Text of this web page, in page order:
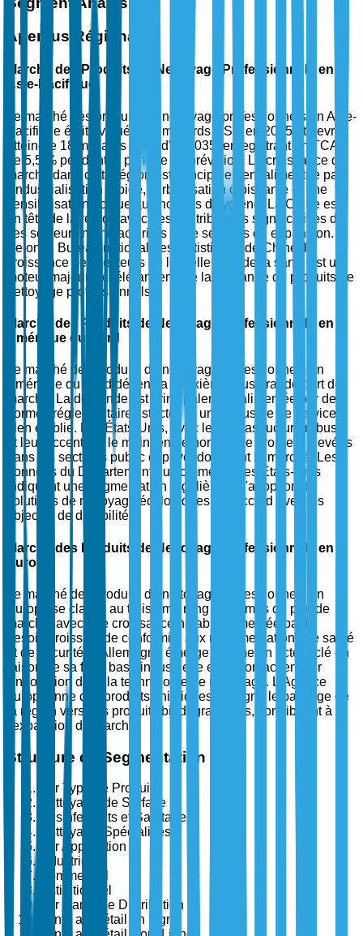
Aperçus Régionaux
Marché des Produits de Nettoyage Professionnels en
Asie-Pacifique
Le marché des produits de nettoyage professionnels en Asie-
Pacifique était évalué à 10 milliards USD en 2025 et devrait
atteindre 18 milliards USD d'ici 2035, enregistrant un TCAC
de 5,5 % pendant la période de prévision. La croissance du
marché dans cette région est principalement alimentée par
l'industrialisation rapide, l'urbanisation croissante et une
sensibilisation accrue aux normes d'hygiène. La Chine est
en tête de la région avec des contributions significatives de
ses secteurs manufacturiers et de services en expansion.
Selon le Bureau national des statistiques de Chine, la
croissance des secteurs de l'hôtellerie et de la santé est un
moteur majeur, accélérant encore la demande de produits de
nettoyage professionnels.
Marché des Produits de Nettoyage Professionnels en
Amérique du Nord
Le marché des produits de nettoyage professionnels en
Amérique du Nord détient la deuxième plus grande part de
marché. La demande est principalement alimentée par des
normes réglementaires strictes et une industrie de services
bien établie. Les États-Unis, avec leur infrastructure robuste
et leur accent sur le maintien de normes de propreté élevées
dans les secteurs public et privé, dominent le marché. Les
données du Département du commerce des États-Unis
indiquent une augmentation régulière de l'adoption de
solutions de nettoyage écologiques, en accord avec les
objectifs de durabilité.
Marché des Produits de Nettoyage Professionnels en
Europe
Le marché des produits de nettoyage professionnels en
Europe se classe au troisième rang en termes de part de
marché, avec une croissance notable alimentée par le
besoin croissant de conformité aux réglementations de santé
et de sécurité. L'Allemagne émerge comme un acteur clé en
raison de sa forte base industrielle et de son accent sur
l'innovation dans la technologie de nettoyage. L'Agence
européenne des produits chimiques souligne le passage de
la région vers des produits biodégradables, contribuant à
l'expansion du marché.
Structure de Segmentation
Par Type de Produit
Nettoyants de Surface
Désinfectants et Sanitaires
Nettoyants Spécialisés
Par Application
Industriel
Commercial
Institutionnel
Par Canal de Distribution
Vente au Détail en Ligne